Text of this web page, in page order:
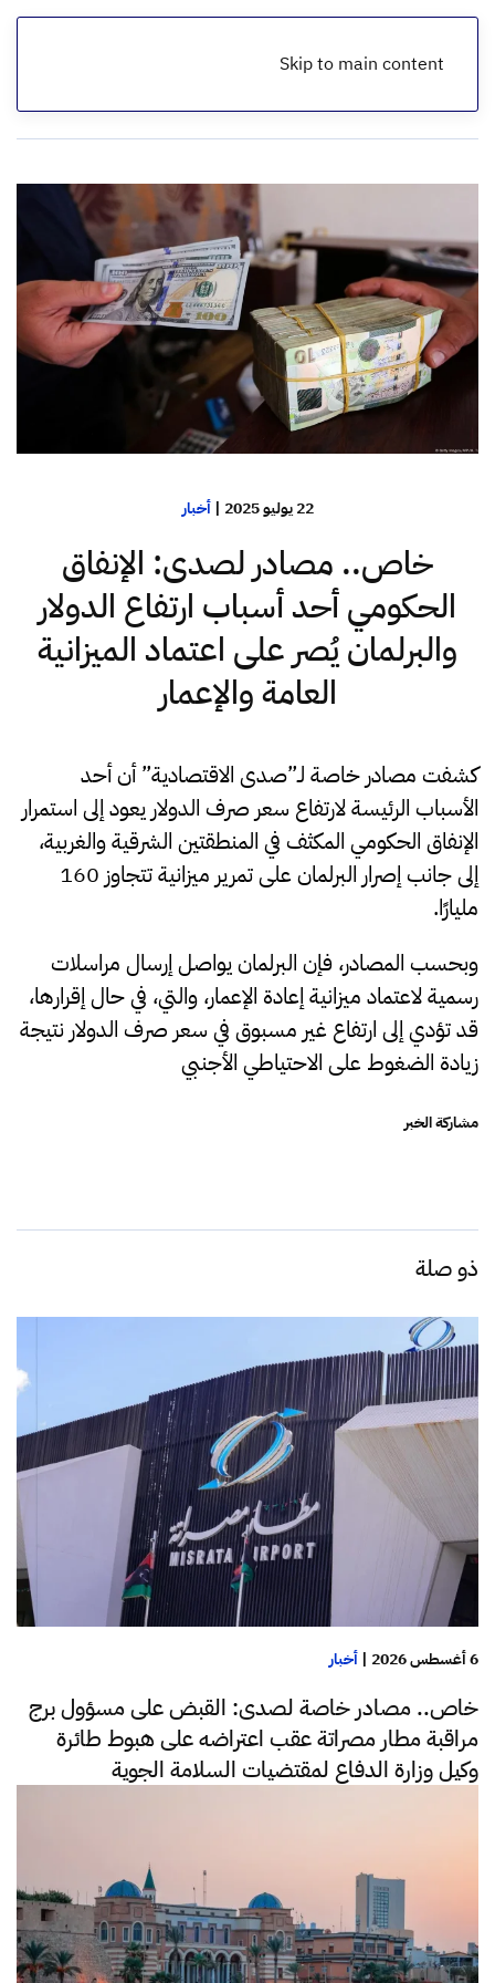
Skip to main content
الرئيسية
22 يوليو 2025 |أخبار
خاص.. مصادر لصدى: الإنفاق
الحكومي أحد أسباب ارتفاع الدولار
والبرلمان يُصر على اعتماد الميزانية
العامة والإعمار
كشفت مصادر خاصة لـ”صدى الاقتصادية” أن أحد
الأسباب الرئيسة لارتفاع سعر صرف الدولار يعود إلى استمرار
الإنفاق الحكومي المكثف في المنطقتين الشرقية والغربية،
إلى جانب إصرار البرلمان على تمرير ميزانية تتجاوز 160
مليارًا.
وبحسب المصادر، فإن البرلمان يواصل إرسال مراسلات
رسمية لاعتماد ميزانية إعادة الإعمار، والتي، في حال إقرارها،
قد تؤدي إلى ارتفاع غير مسبوق في سعر صرف الدولار نتيجة
زيادة الضغوط على الاحتياطي الأجنبي
مشاركة الخبر
ذو صلة
6 أغسطس 2026 | أخبار
خاص.. مصادر خاصة لصدى: القبض على مسؤول برج
مراقبة مطار مصراتة عقب اعتراضه على هبوط طائرة
وكيل وزارة الدفاع لمقتضيات السلامة الجوية